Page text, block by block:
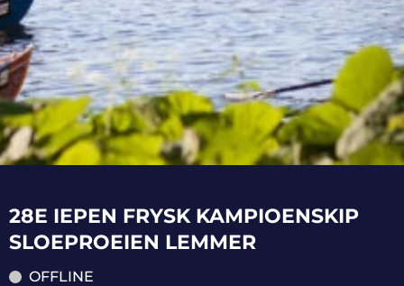
28E IEPEN FRYSK KAMPIOENSKIP
SLOEPROEIEN LEMMER
OFFLINE